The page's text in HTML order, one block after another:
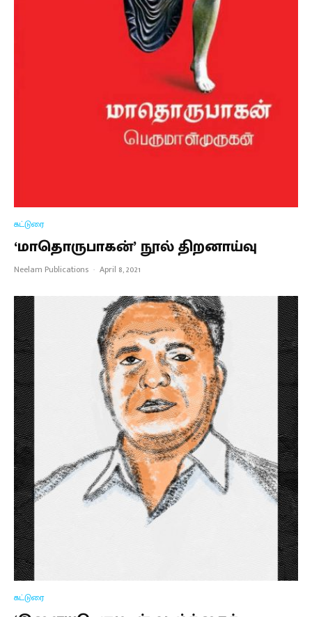
கட்டுரை
‘மாதொருபாகன்’ நூல் திறனாய்வு
Neelam Publications · April 8, 2021
கட்டுரை